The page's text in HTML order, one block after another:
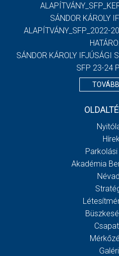
SÁNDOR KÁROLY
ALAPÍTVÁNY_SFP_2022-
SÁNDOR KÁROLY IFJÚSÁGI
SFP 23-24
Parkolási
Akadémia